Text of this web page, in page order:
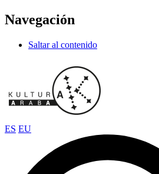
Navegación
Saltar al contenido
ES EU